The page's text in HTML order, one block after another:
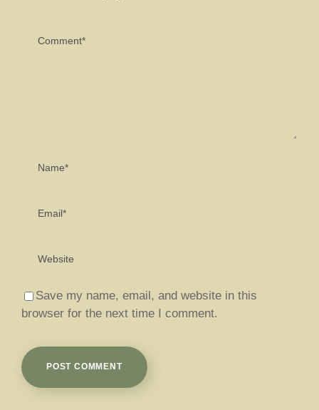
Save my name, email, and website in this
browser for the next time I comment.